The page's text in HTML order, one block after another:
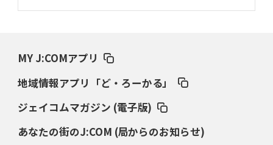
MY J:COMアプリ
地域情報アプリ「ど・ろーかる」
ジェイコムマガジン (電子版)
あなたの街のJ:COM (局からのお知らせ)